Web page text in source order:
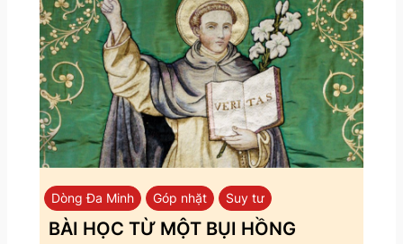
Dòng Đa Minh Góp nhặt Suy tư
BÀI HỌC TỪ MỘT BỤI HỒNG